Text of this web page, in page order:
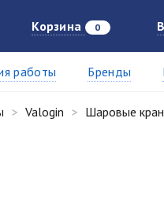
Корзина 0
работы Бренды
Valogin
Шаровые